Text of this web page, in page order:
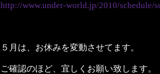
http://www.under-world.jp/2010/schedule/
５月は、お休みを変動させてます。
ご確認のほど、宜しくお願い致します。